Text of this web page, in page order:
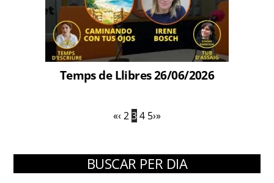
Temps de Llibres 26/06/2026
«‹ 234 5›»
BUSCAR PER DIA